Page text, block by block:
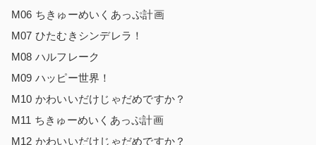
M06 ちきゅーめいくあっぷ計画
M07 ひたむきシンデレラ！
M08 ハルフレーク
M09 ハッピー世界！
M10 かわいいだけじゃだめですか？
M11 ちきゅーめいくあっぷ計画
M12 かわいいだけじゃだめですか？